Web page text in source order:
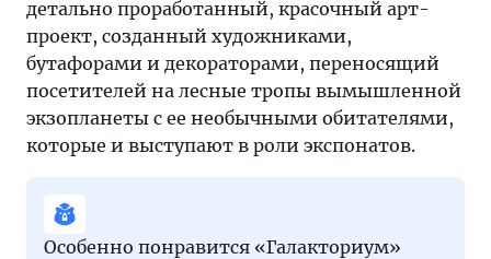
детально проработанный, красочный арт-
проект, созданный художниками,
бутафорами и декораторами, переносящий
посетителей на лесные тропы вымышленной
экзопланеты с ее необычными обитателями,
которые и выступают в роли экспонатов.
Особенно понравится «Галакториум»